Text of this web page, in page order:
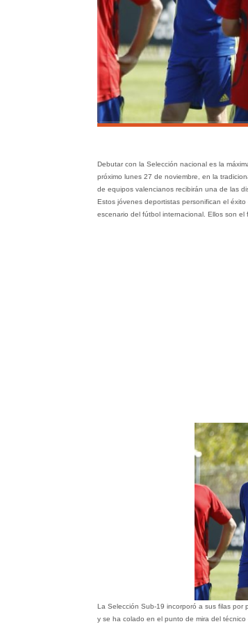
Debutar con la Selección nacional es la
próximo lunes 27 de noviembre, en la
de equipos valencianos recibirán una de las
Estos jóvenes deportistas personifican el
escenario del fútbol internacional. Ellos son el
La Selección Sub-19 incorporó a sus filas por
y se ha colado en el punto de mira del